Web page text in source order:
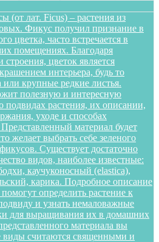
(от лат. Ficus) – растения из
Фикус получил признание в
цветка, часто встречается в
помещениях. Благодаря
строения, цветок является
интерьера, будь то
крупные редкие листья.
полезную и интересную
растения, их описании,
уходе и способах
материал будет
желает выбрать себе зеленого
Существует достаточно
видов, наиболее известные:
каучуконосный (elastica),
карика. Подробное описание
определить растение к
и узнать немаловажные
для выращивания их в домашних
материала вы
виды считаются священными и